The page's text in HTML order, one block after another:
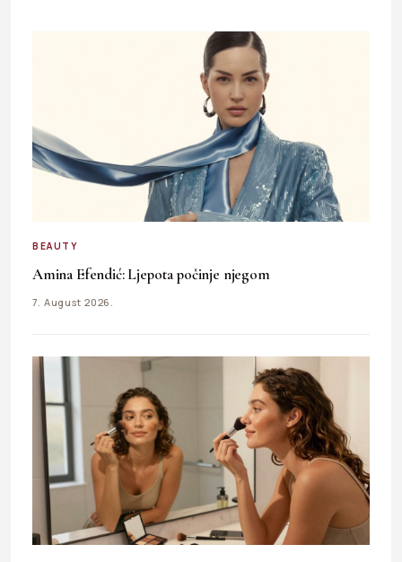
BEAUTY
Amina Efendić: Ljepota počinje njegom
7. August 2026.